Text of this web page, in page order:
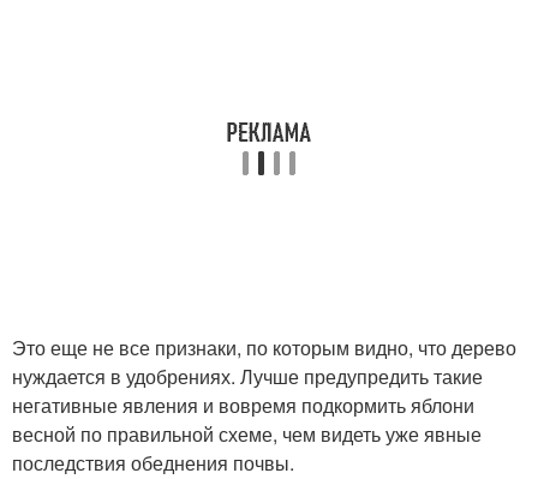
Это еще не все признаки, по которым видно, что дерево
нуждается в удобрениях. Лучше предупредить такие
негативные явления и вовремя подкормить яблони
весной по правильной схеме, чем видеть уже явные
последствия обеднения почвы.